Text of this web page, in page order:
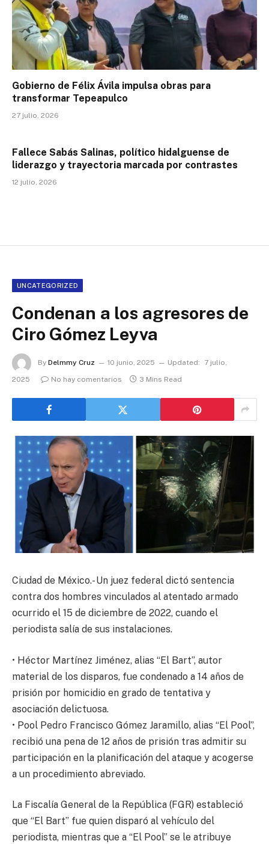
Gobierno de Félix Ávila impulsa obras para
transformar Tepeapulco
27 julio, 2026
Fallece Sabás Salinas, político hidalguense de
liderazgo y trayectoria marcada por contrastes
12 julio, 2026
UNCATEGORIZED
Condenan a los agresores de
Ciro Gómez Leyva
By Delmmy Cruz 10 junio, 2025 Updated:
7 julio,
2025
No hay comentarios 3 Mins Read
Ciudad de México.- Un juez federal dictó sentencia
contra dos hombres vinculados al atentado armado
ocurrido el 15 de diciembre de 2022, cuando el
periodista salía de sus instalaciones.
• Héctor Martínez Jiménez, alias “El Bart”, autor
material de los disparos, fue condenado a 14 años de
prisión por homicidio en grado de tentativa y
asociación delictuosa.
• Pool Pedro Francisco Gómez Jaramillo, alias “El Pool”,
recibió una pena de 12 años de prisión tras admitir su
participación en la planificación del ataque y acogerse
a un procedimiento abreviado.
La Fiscalía General de la República (FGR) estableció
que “El Bart” fue quien disparó al vehículo del
periodista, mientras que a “El Pool” se le atribuye